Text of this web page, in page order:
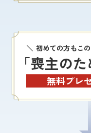
初めての方もこ
「喪主のた
無料プレ